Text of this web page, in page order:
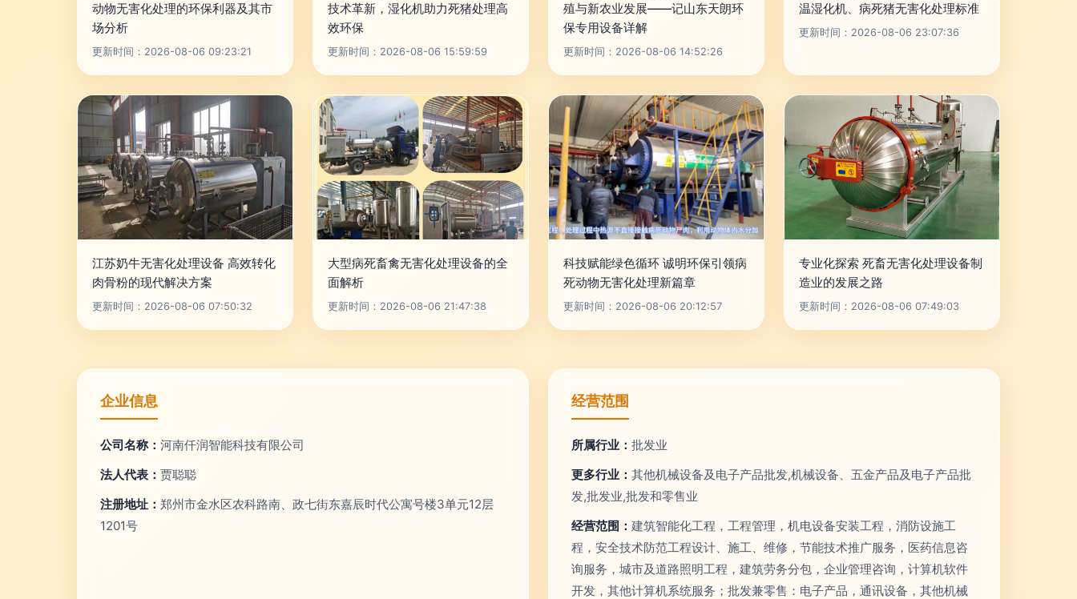
动物无害化处理的环保利器及其市
场分析
更新时间：2026-08-06 09:23:21
技术革新，湿化机助力死猪处理高
效环保
更新时间：2026-08-06 15:59:59
殖与新农业发展——记山东天朗环
保专用设备详解
更新时间：2026-08-06 14:52:26
温湿化机、病死猪无害化处理标准
更新时间：2026-08-06 23:07:36
江苏奶牛无害化处理设备 高效转化
肉骨粉的现代解决方案
更新时间：2026-08-06 07:50:32
大型病死畜禽无害化处理设备的全
面解析
更新时间：2026-08-06 21:47:38
科技赋能绿色循环 诚明环保引领病
死动物无害化处理新篇章
更新时间：2026-08-06 20:12:57
专业化探索 死畜无害化处理设备制
造业的发展之路
更新时间：2026-08-06 07:49:03
企业信息
公司名称： 河南仟润智能科技有限公司
法人代表： 贾聪聪
注册地址： 郑州市金水区农科路南、政七街东嘉辰时代公寓号楼3单元12层
1201号
经营范围
所属行业： 批发业
更多行业： 其他机械设备及电子产品批发,机械设备、五金产品及电子产品批
发,批发业,批发和零售业
经营范围： 建筑智能化工程，工程管理，机电设备安装工程，消防设施工
程，安全技术防范工程设计、施工、维修，节能技术推广服务，医药信息咨
询服务，城市及道路照明工程，建筑劳务分包，企业管理咨询，计算机软件
开发，其他计算机系统服务；批发兼零售：电子产品，通讯设备，其他机械